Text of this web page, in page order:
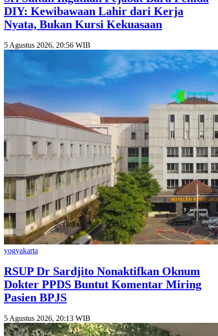
DIY: Kewibawaan Lahir dari Kerja
Nyata, Bukan Kursi Kekuasaan
5 Agustus 2026, 20:56 WIB
yogyakarta
RSUP Dr Sardjito Nonaktifkan Oknum
Dokter PPDS Buntut Komentar Miring
Pasien BPJS
5 Agustus 2026, 20:13 WIB